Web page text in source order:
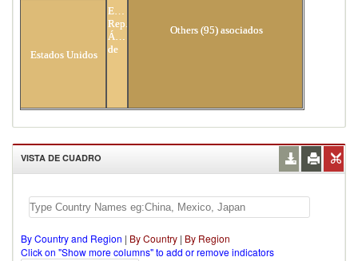
Estados Unidos
Egipto,
Rep.
Árabe
de
Others (95) asociados
VISTA DE CUADRO
By Country and Region | By Country | By Region
Click on "Show more columns" to add or remove indicators